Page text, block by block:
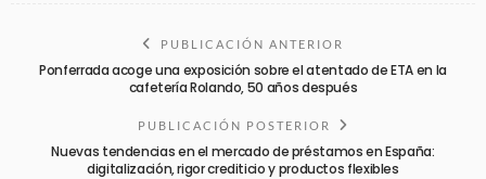
PUBLICACIÓN ANTERIOR
Ponferrada acoge una exposición sobre el atentado de ETA en la
cafetería Rolando, 50 años después
PUBLICACIÓN POSTERIOR
Nuevas tendencias en el mercado de préstamos en España:
digitalización, rigor crediticio y productos flexibles